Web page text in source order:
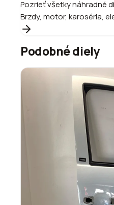
Pozrieť všetky náhradné
Brzdy, motor, karoséria,
Podobné diely